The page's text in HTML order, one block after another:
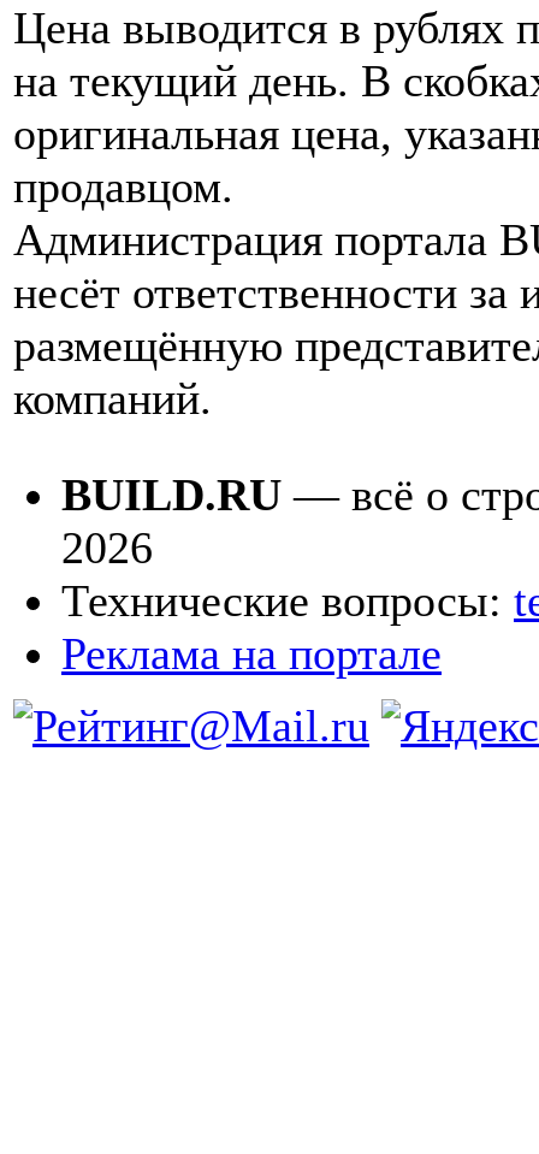
Цена выводится в рублях
на текущий день. В
оригинальная цена,
продавцом.
Администрация портала
несёт ответственности
размещённую
компаний.
BUILD.RU — всё о
2026
Технические вопросы:
Реклама на портале